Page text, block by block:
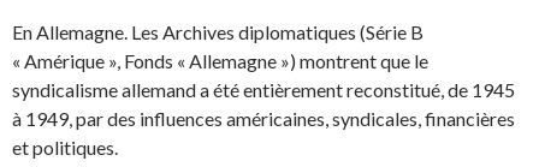
En Allemagne. Les Archives diplomatiques (Série B
« Amérique », Fonds « Allemagne ») montrent que le
syndicalisme allemand a été entièrement reconstitué, de 1945
à 1949, par des influences américaines, syndicales, financières
et politiques.